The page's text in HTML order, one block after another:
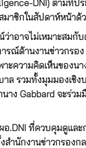
DNI) ตามที่ป
มาชิกในสัปดาห์หน้าด้
าอาจไม่เหมาะสมกั
รณ์ด้านงานข่าวกรอ
ะความคิดเห็นของนา
ล รวมทั้งมุมมองเชิง
าง Gabbard จะร่ว
.DNI ที่ควบคุมดูและ
ำนักงานข่าวกรองกล